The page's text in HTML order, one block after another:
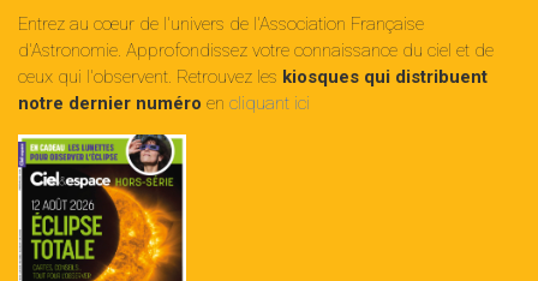
Entrez au cœur de l'univers de l'Association Française
d'Astronomie. Approfondissez votre connaissance du ciel et de
ceux qui l'observent. Retrouvez les kiosques qui distribuent
notre dernier numéro en cliquant ici